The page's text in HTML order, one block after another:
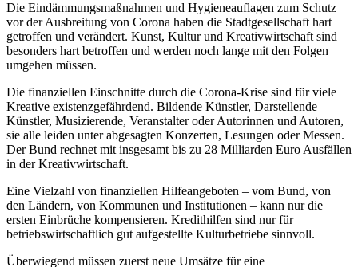
Die Eindämmungsmaßnahmen und Hygieneauflagen zum Schutz
vor der Ausbreitung von Corona haben die Stadtgesellschaft hart
getroffen und verändert. Kunst, Kultur und Kreativwirtschaft sind
besonders hart betroffen und werden noch lange mit den Folgen
umgehen müssen.
Die finanziellen Einschnitte durch die Corona-Krise sind für viele
Kreative existenzgefährdend. Bildende Künstler, Darstellende
Künstler, Musizierende, Veranstalter oder Autorinnen und Autoren,
sie alle leiden unter abgesagten Konzerten, Lesungen oder Messen.
Der Bund rechnet mit insgesamt bis zu 28 Milliarden Euro Ausfällen
in der Kreativwirtschaft.
Eine Vielzahl von finanziellen Hilfeangeboten – vom Bund, von
den Ländern, von Kommunen und Institutionen – kann nur die
ersten Einbrüche kompensieren. Kredithilfen sind nur für
betriebswirtschaftlich gut aufgestellte Kulturbetriebe sinnvoll.
Überwiegend müssen zuerst neue Umsätze für eine